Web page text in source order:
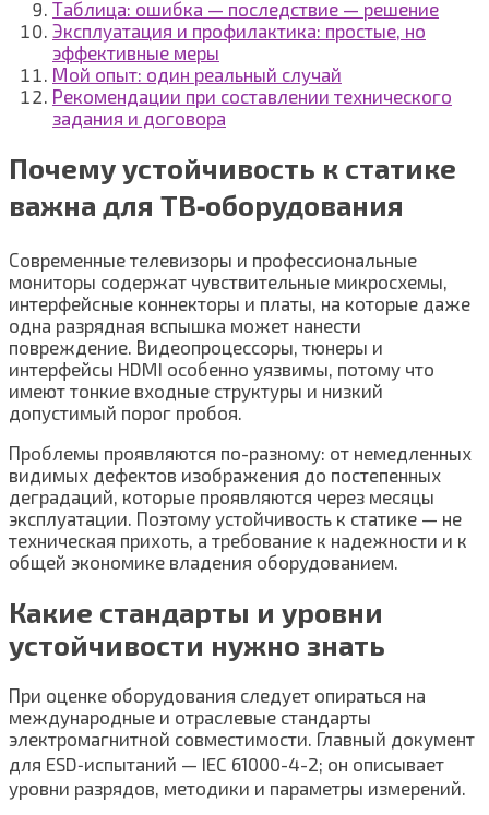
Таблица: ошибка — последствие — решение
Эксплуатация и профилактика: простые, но
эффективные меры
Мой опыт: один реальный случай
Рекомендации при составлении технического
задания и договора
Почему устойчивость к статике
важна для ТВ‑оборудования
Современные телевизоры и профессиональные
мониторы содержат чувствительные микросхемы,
интерфейсные коннекторы и платы, на которые даже
одна разрядная вспышка может нанести
повреждение. Видеопроцессоры, тюнеры и
интерфейсы HDMI особенно уязвимы, потому что
имеют тонкие входные структуры и низкий
допустимый порог пробоя.
Проблемы проявляются по-разному: от немедленных
видимых дефектов изображения до постепенных
деградаций, которые проявляются через месяцы
эксплуатации. Поэтому устойчивость к статике — не
техническая прихоть, а требование к надежности и к
общей экономике владения оборудованием.
Какие стандарты и уровни
устойчивости нужно знать
При оценке оборудования следует опираться на
международные и отраслевые стандарты
электромагнитной совместимости. Главный документ
для ESD‑испытаний — IEC 61000-4-2; он описывает
уровни разрядов, методики и параметры измерений.